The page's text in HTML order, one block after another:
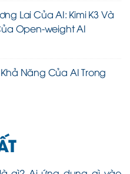
Lai Của AI: Kimi K3 Và
Open-weight AI
Năng Của AI Trong